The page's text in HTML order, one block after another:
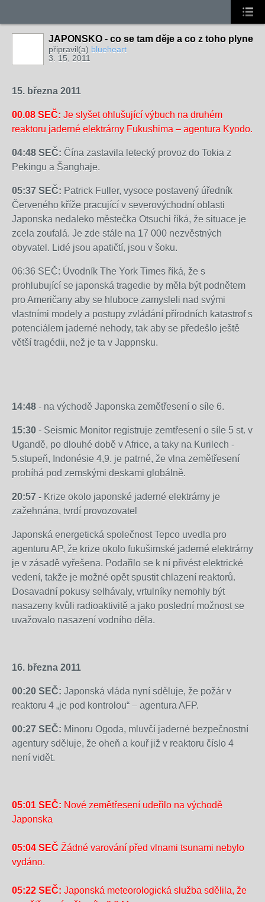
JAPONSKO - co se tam děje a co z toho plyne
připravil(a) blueheart
3. 15, 2011
15. března 2011
00.08 SEČ: Je slyšet ohlušující výbuch na druhém
reaktoru jaderné elektrárny Fukushima – agentura Kyodo.
04:48 SEČ: Čína zastavila letecký provoz do Tokia z
Pekingu a Šanghaje.
05:37 SEČ: Patrick Fuller, vysoce postavený úředník
Červeného kříže pracující v severovýchodní oblasti
Japonska nedaleko městečka Otsuchi říká, že situace je
zcela zoufalá. Je zde stále na 17 000 nezvěstných
obyvatel. Lidé jsou apatičtí, jsou v šoku.
06:36 SEČ: Úvodník The York Times říká, že s
prohlubující se japonská tragedie by měla být podnětem
pro Američany aby se hluboce zamysleli nad svými
vlastními modely a postupy zvládání přírodních katastrof s
potenciálem jaderné nehody, tak aby se předešlo ještě
větší tragédii, než je ta v Jappnsku.
Japonskem
jedno
z
nejsilnějších
zemětřesení
od
pátku.
sílu
6
a
rozkývalo
i
budovy
v
to
televize
NHK.
http://zpravy.idnes.cz/fukusimou-
otrasly-
dalsi-
japonsko-
v...
Východním
otřáslo
jedno
z
nejsilnějších
od
pátku.
Mělo
sílu
6
a
rozkývalo
budovy
to
japonská
televize
Zdroj:
http://zpravy.idnes.cz/fukusimou-
otrasly-
a-
japonsko-
v...
Východním
Japonskem
otřáslo
jedno
zemětřesení
od
Mělo
sílu
6
a
rozkývalo
i
budovy
Uvedla
japonská
televize
NHK.
Zdroj:
http://zpravy.idnes.cz/fukusimou-
a-
japonsko-
14:48
Japonskem
otřáslo
jedno
z
nejsilnějších
zemětřesení
pátku.
Mělo
sílu
6
a
rozkývalo
i
Tokiu.
to
japonská
NHK.
Zdroj:
http://zpravy.idnes.cz/fukusimou-
vybuchy-
a-
v...
14:48 - na východě Japonska zemětřesení o síle 6.
15:30 - Seismic Monitor registruje zemtřesení o síle 5 st. v
Ugandě, po dlouhé době v Africe, a taky na Kurilech -
5.stupeň, Indonésie 4,9. je patrné, že vlna zemětřesení
probíhá pod zemskými deskami globálně.
20:57 - Krize okolo japonské jaderné elektrárny je
zažehnána, tvrdí provozovatel
Japonská energetická společnost Tepco uvedla pro
agenturu AP, že krize okolo fukušimské jaderné elektrárny
je v zásadě vyřešena. Podařilo se k ní přivést elektrické
vedení, takže je možné opět spustit chlazení reaktorů.
Dosavadní pokusy selhávaly, vrtulníky nemohly být
nasazeny kvůli radioaktivitě a jako poslední možnost se
uvažovalo nasazení vodního děla.
16. března 2011
00:20 SEČ: Japonská vláda nyní sděluje, že požár v
reaktoru 4 „je pod kontrolou“ – agentura AFP.
00:27 SEČ: Minoru Ogoda, mluvčí jaderné bezpečnostní
agentury sděluje, že oheň a kouř již v reaktoru číslo 4
není vidět.
05:01 SEČ: Nové zemětřesení udeřilo na východě
Japonska
05:04 SEČ Žádné varování před vlnami tsunami nebylo
vydáno.
05:22 SEČ: Japonská meteorologická služba sdělila, že